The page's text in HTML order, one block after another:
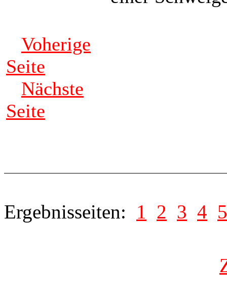
Voherige
Seite
Nächste
Seite
Ergebnisseiten: 1 2 3 4 5